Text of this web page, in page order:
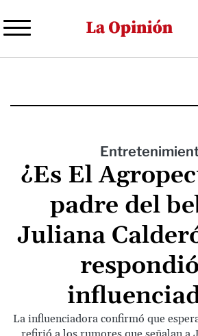
al
principal
¿Es El
padre del
Juliana
La influenciadora confirmó que